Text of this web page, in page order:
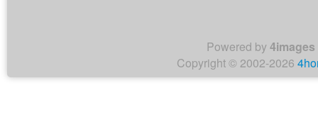
Powered by4images
Copyright © 2002-2026